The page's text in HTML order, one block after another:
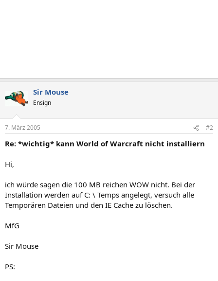
Sir Mouse
Ensign
7. März 2005 #2
Re: *wichtig* kann World of Warcraft nicht installiern
Hi,
ich würde sagen die 100 MB reichen WOW nicht. Bei der
Installation werden auf C: \ Temps angelegt, versuch alle
Temporären Dateien und den IE Cache zu löschen.
MfG
Sir Mouse
PS: